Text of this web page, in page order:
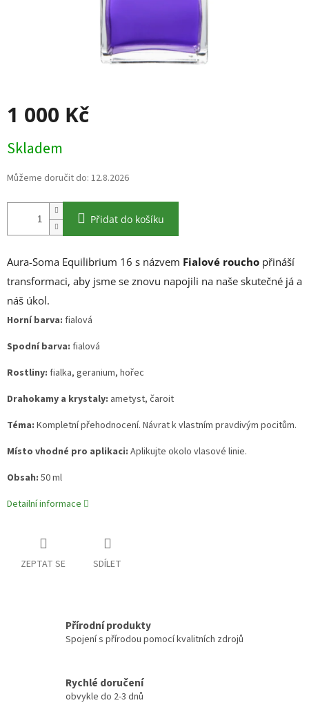
1 000 Kč
cena:
Skladem
Můžeme doručit do: 12.8.2026
Přidat do košíku
Aura-Soma Equilibrium 16 s názvem Fialové roucho přináší
transformaci, aby jsme se znovu napojili na naše skutečné já a
náš úkol.
Horní barva: fialová
Spodní barva: fialová
Rostliny: fialka, geranium, hořec
Drahokamy a krystaly: ametyst, čaroit
Téma: Kompletní přehodnocení. Návrat k vlastním pravdivým pocitům.
Místo vhodné pro aplikaci: Aplikujte okolo vlasové linie.
Obsah: 50 ml
Detailní informace
ZEPTAT SE SDÍLET
Přírodní produkty
Spojení s přírodou pomocí kvalitních zdrojů
Rychlé doručení
obvykle do 2-3 dnů